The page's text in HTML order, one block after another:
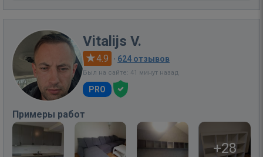
Vitalijs V.
4.9 · 624 отзывов
Был на сайте: 41 минут назад
PRO
Примеры работ
+28